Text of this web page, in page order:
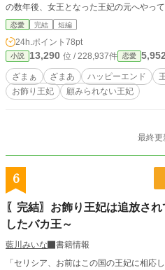
の数年後、女王となった王妃の元へやっ
ル王国の元王だった。 愛する寵姫と国を捨てて逃げた貴方が何故ここにいるの
ですか？ 全14話。番外編ありです。
恋愛 完結 短編
24h.ポイント 78pt
小説 13,290 位 / 228,937件 恋愛 5,952
ざまぁ ざまあ ハッピーエンド
お飾り王妃
顧みられない王妃
最終
6
〖完結〗お飾り王妃は追放さ
したバカ王～
藍川みいな
書籍情報
「セリシア、お前はこの国の王妃に相応し